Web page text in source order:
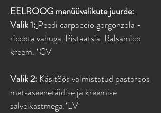
EELROOG menüüvalikute juurde:
Valik 1: Peedi carpaccio gorgonzola -
riccota vahuga. Pistaatsia. Balsamico
kreem. *GV
Valik 2: Käsitöös valmistatud pastaroos
metsaseenetäidise ja kreemise
salveikastmega.*LV